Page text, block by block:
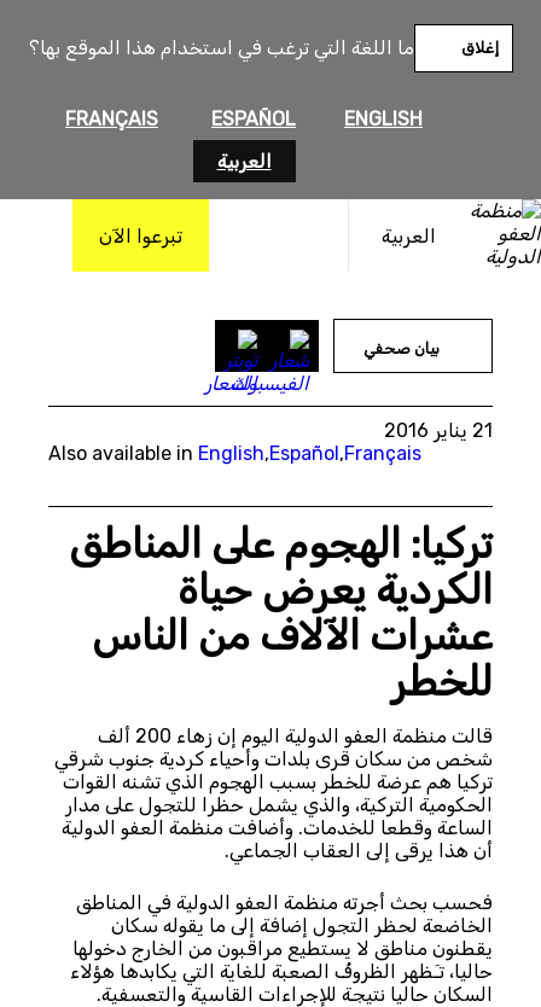
ما اللغة التي ترغب في استخدام هذا الموقع بها؟
ENGLISH
ESPAÑOL
FRANÇAIS
العربية
إغلاق
العربية تبرعوا الآن
المحتوى
بيان صحفي
21 يناير 2016
Also available in English,Español,Français
تركيا: الهجوم على المناطق
الكردية يعرض حياة
عشرات الآلاف من الناس
للخطر
قالت منظمة العفو الدولية اليوم إن زهاء 200 ألف
شخص من سكان قرى بلدات وأحياء كردية جنوب شرقي
تركيا هم عرضة للخطر بسبب الهجوم الذي تشنه القوات
الحكومية التركية، والذي يشمل حظرا للتجول على مدار
الساعة وقطعا للخدمات. وأضافت منظمة العفو الدولية
أن هذا يرقى إلى العقاب الجماعي.
فحسب بحث أجرته منظمة العفو الدولية في المناطق
الخاضعة لحظر التجول إضافة إلى ما يقوله سكان
يقطنون مناطق لا يستطيع مراقبون من الخارج دخولها
حاليا، تـَظهر الظروفُ الصعبة للغاية التي يكابدها هؤلاء
السكان حاليا نتيجة للإجراءات القاسية والتعسفية.